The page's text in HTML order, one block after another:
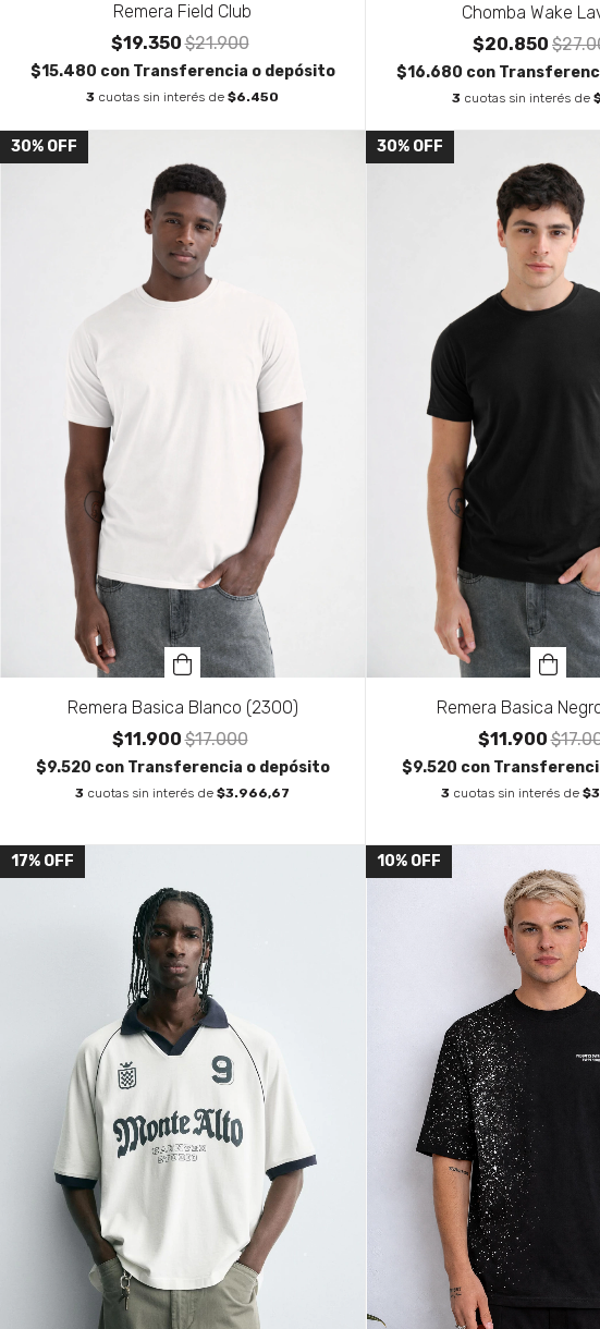
Remera Field Club
$19.350$21.900
$15.480 con Transferencia o depósito
3 cuotas sin interés de $6.450
Chomba Wake
$20.850
$16.680 con
3 cuotas sin interés de
30% OFF
Remera Basica Blanco (2300)
$11.900$17.000
$9.520 con Transferencia o depósito
3 cuotas sin interés de $3.966,67
30% OFF
Remera Basica
$11.900
$9.520 con
3 cuotas sin interés de
17% OFF 10% OFF